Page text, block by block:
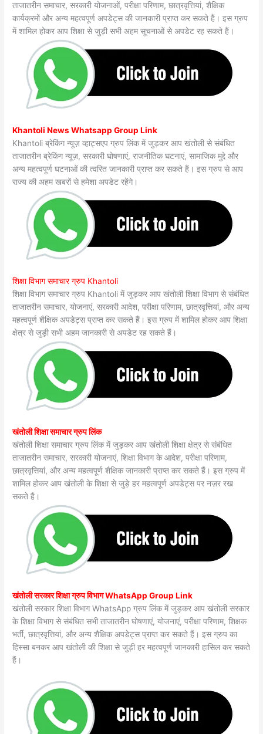
ताजातरीन समाचार, सरकारी योजनाओं, परीक्षा परिणाम, छात्रवृत्तियां, शैक्षिक
कार्यक्रमों और अन्य महत्वपूर्ण अपडेट्स की जानकारी प्राप्त कर सकते हैं। इस ग्रुप
में शामिल होकर आप शिक्षा से जुड़ी सभी अहम सूचनाओं से अपडेट रह सकते हैं।
Khantoli News Whatsapp Group Link
Khantoli ब्रेकिंग न्यूज़ व्हाट्सएप ग्रुप लिंक में जुड़कर आप खंतोली से संबंधित
ताजातरीन ब्रेकिंग न्यूज़, सरकारी घोषणाएं, राजनीतिक घटनाएं, सामाजिक मुद्दे और
अन्य महत्वपूर्ण घटनाओं की त्वरित जानकारी प्राप्त कर सकते हैं। इस ग्रुप से आप
राज्य की अहम खबरों से हमेशा अपडेट रहेंगे।
शिक्षा विभाग समाचार ग्रुप Khantoli
शिक्षा विभाग समाचार ग्रुप Khantoli में जुड़कर आप खंतोली शिक्षा विभाग से संबंधित
ताजातरीन समाचार, योजनाएं, सरकारी आदेश, परीक्षा परिणाम, छात्रवृत्तियां, और अन्य
महत्वपूर्ण शैक्षिक अपडेट्स प्राप्त कर सकते हैं। इस ग्रुप में शामिल होकर आप शिक्षा
क्षेत्र से जुड़ी सभी अहम जानकारी से अपडेट रह सकते हैं।
खंतोली शिक्षा समाचार ग्रुप लिंक
खंतोली शिक्षा समाचार ग्रुप लिंक में जुड़कर आप खंतोली शिक्षा क्षेत्र से संबंधित
ताजातरीन समाचार, सरकारी योजनाएं, शिक्षा विभाग के आदेश, परीक्षा परिणाम,
छात्रवृत्तियां, और अन्य महत्वपूर्ण शैक्षिक जानकारी प्राप्त कर सकते हैं। इस ग्रुप में
शामिल होकर आप खंतोली के शिक्षा से जुड़े हर महत्वपूर्ण अपडेट्स पर नज़र रख
सकते हैं।
खंतोली सरकार शिक्षा ग्रुप विभाग WhatsApp Group Link
खंतोली सरकार शिक्षा विभाग WhatsApp ग्रुप लिंक में जुड़कर आप खंतोली सरकार
के शिक्षा विभाग से संबंधित सभी ताजातरीन घोषणाएं, योजनाएं, परीक्षा परिणाम, शिक्षक
भर्ती, छात्रवृत्तियां, और अन्य शैक्षिक अपडेट्स प्राप्त कर सकते हैं। इस ग्रुप का
हिस्सा बनकर आप खंतोली की शिक्षा से जुड़ी हर महत्वपूर्ण जानकारी हासिल कर सकते
हैं।